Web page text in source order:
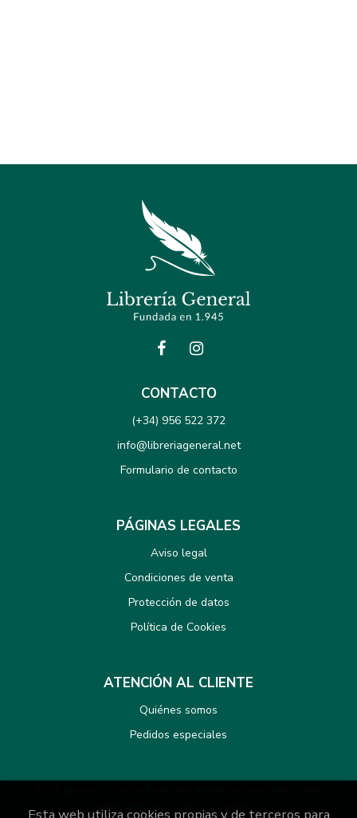
CONTACTO
(+34) 956 522 372
info@libreriageneral.net
Formulario de contacto
PÁGINAS LEGALES
Aviso legal
Condiciones de venta
Protección de datos
Política de Cookies
ATENCIÓN AL CLIENTE
Quiénes somos
Pedidos especiales
Ministerio de Cultura y Deporte